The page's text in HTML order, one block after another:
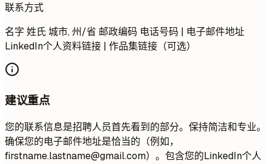
联系方式
名字 姓氏 城市, 州/省 邮政编码 电话号码 | 电子邮件地址
LinkedIn个人资料链接 | 作品集链接（可选）
建议重点
您的联系信息是招聘人员首先看到的部分。保持简洁和专业。
确保您的电子邮件地址是恰当的（例如，
firstname.lastname@gmail.com）。包含您的LinkedIn个人